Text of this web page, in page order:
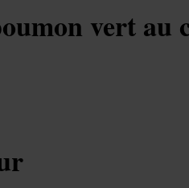
vert au